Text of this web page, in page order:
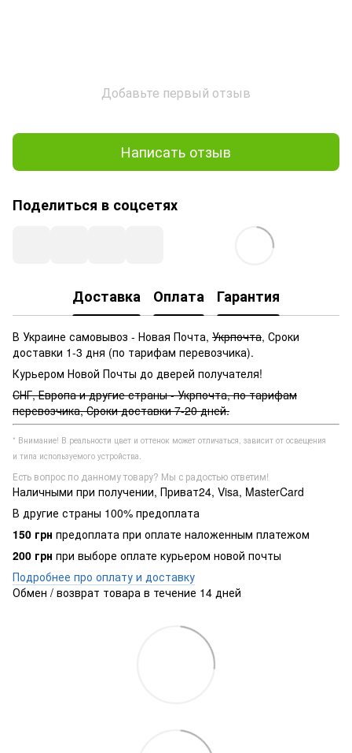
Добавьте первый отзыв
Написать отзыв
Поделиться в соцсетях
Доставка Оплата Гарантия
В Украине самовывоз - Новая Почта, Укрпочта, Сроки
доставки 1-3 дня (по тарифам перевозчика).
Курьером Новой Почты до дверей получателя!
СНГ, Европа и другие страны - Укрпочта, по тарифам
перевозчика, Сроки доставки 7-20 дней.
* Внимание! В реальности цвет и оттенок может отличаться, зависит от освещения
и типа используемого устройства.
Есть вопрос по данному товару? Мы с радостью ответим!
Наличными при получении, Приват24, Visa, MasterCard
В другие страны 100% предоплата
150 грн предоплата при оплате наложенным платежом
200 грн при выборе оплате курьером новой почты
Подробнее про оплату и доставку
Обмен / возврат товара в течение 14 дней